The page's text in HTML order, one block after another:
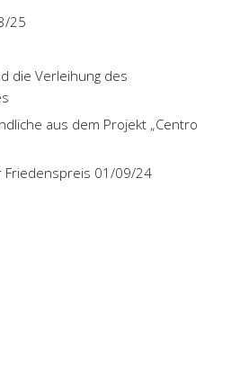
25
die Verleihung des
aus dem Projekt „Centro
Friedenspreis 01/09/24